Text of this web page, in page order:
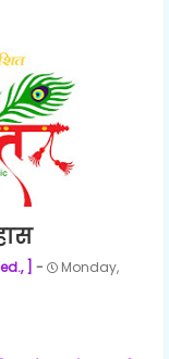
]
Monday,